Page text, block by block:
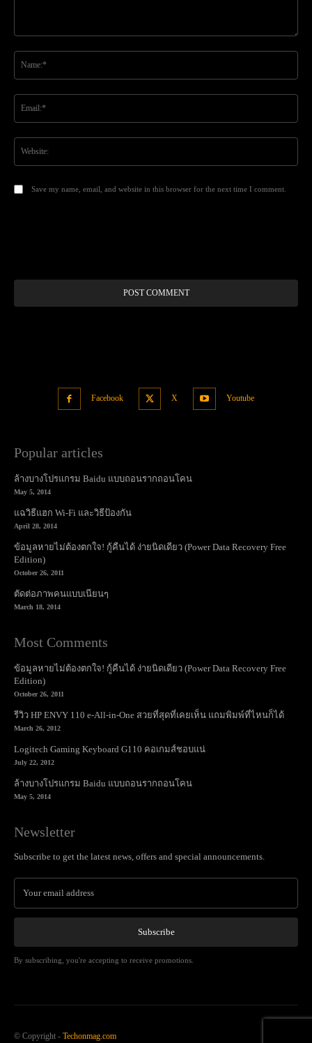
Save my name, email, and website in this browser for the next time I comment.
Facebook X Youtube
Popular articles
ล้างบางโปรแกรม Baidu แบบถอนรากถอนโคน
May 5, 2014
แฉวิธีแฮก Wi-Fi และวิธีป้องกัน
April 28, 2014
ข้อมูลหายไม่ต้องตกใจ! กู้คืนได้ ง่ายนิดเดียว (Power Data Recovery Free
Edition)
October 26, 2011
ตัดต่อภาพคนแบบเนียนๆ
March 18, 2014
Most Comments
ข้อมูลหายไม่ต้องตกใจ! กู้คืนได้ ง่ายนิดเดียว (Power Data Recovery Free
Edition)
October 26, 2011
รีวิว HP ENVY 110 e-All-in-One สวยที่สุดที่เคยเห็น แถมพิมพ์ที่ไหนก็ได้
March 26, 2012
Logitech Gaming Keyboard G110 คอเกมส์ชอบแน่
July 22, 2012
ล้างบางโปรแกรม Baidu แบบถอนรากถอนโคน
May 5, 2014
Newsletter
Subscribe to get the latest news, offers and special announcements.
Subscribe
By subscribing, you're accepting to receive promotions.
© Copyright - Techonmag.com